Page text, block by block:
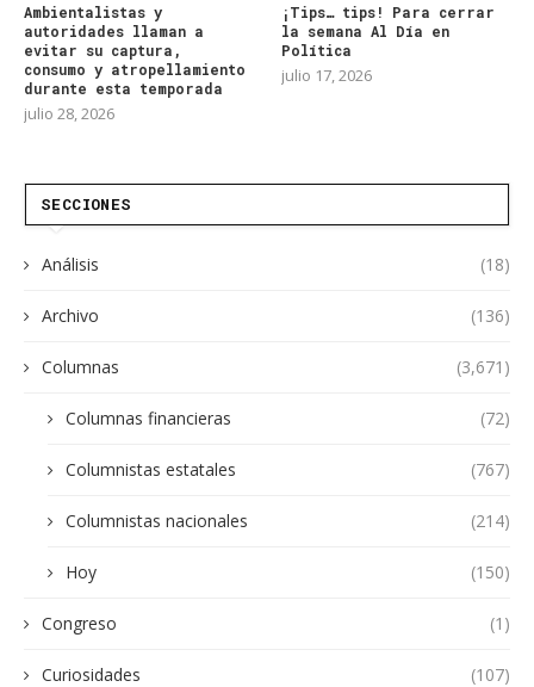
Ambientalistas y
autoridades llaman a
evitar su captura,
consumo y atropellamiento
durante esta temporada
julio 28, 2026
¡Tips… tips! Para cerrar
la semana Al Día en
Política
julio 17, 2026
SECCIONES
Análisis (18)
Archivo (136)
Columnas (3,671)
Columnas financieras (72)
Columnistas estatales (767)
Columnistas nacionales (214)
Hoy (150)
Congreso (1)
Curiosidades (107)